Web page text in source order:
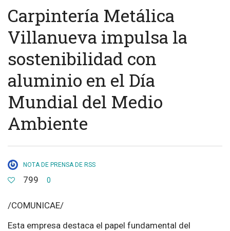
Carpintería Metálica
Villanueva impulsa la
sostenibilidad con
aluminio en el Día
Mundial del Medio
Ambiente
NOTA DE PRENSA DE RSS
799 0
/COMUNICAE/
Esta empresa destaca el papel fundamental del